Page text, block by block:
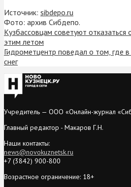
Источник: sibdepo.ru
Фото: архив Сибдепо.
Кузбассовцам советуют отказаться
этим летом
Гидрометцентр поведал о том, где
снег
Учредитель — ООО «Онлайн-журнал
Главный редактор - Макаров Г.Н.
Наши контакты:
news@novokuznetsk.ru
+7 (3842) 900-800
Возрастное ограничение: 18+